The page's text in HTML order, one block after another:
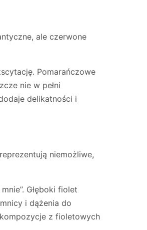
ale czerwone
Pomarańczowe
nie w pełni
delikatności i
niemożliwe,
Głęboki fiolet
i dążenia do
z fioletowych